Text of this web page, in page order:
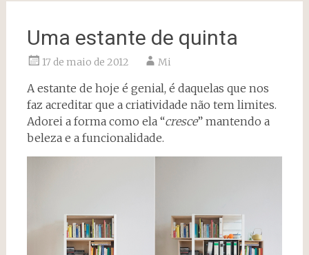
Uma estante de quinta
17 de maio de 2012 Mi
A estante de hoje é genial, é daquelas que nos
faz acreditar que a criatividade não tem limites.
Adorei a forma como ela “cresce” mantendo a
beleza e a funcionalidade.